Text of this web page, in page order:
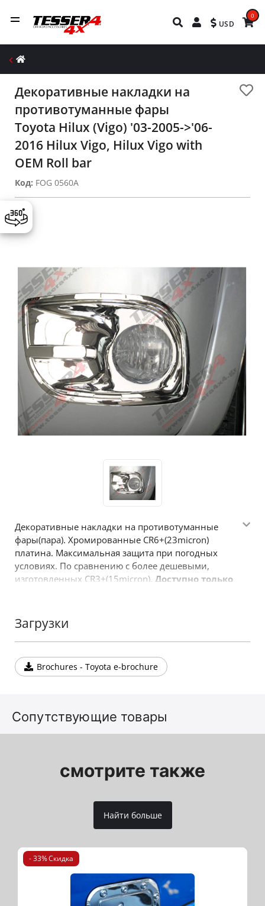
USD
0
Декоративные накладки на
противотуманные фары
Toyota Hilux (Vigo) '03-2005->'06-
2016 Hilux Vigo, Hilux Vigo with
OEM Roll bar
Код: FOG 0560A
Декоративные накладки на противотуманные
фары(пара). Хромированные CR6+(23micron)
платина. Максимальная защита при погодных
условиях. По сравнению с более дешевыми,
изготовленных CR3+(15micron). Доступно только
ассортимент аксессуаров компании Tessera4x4.
Загрузки
Brochures - Toyota e-brochure
Сопутствующие товары
смотрите также
Найти больше
- 33% Скидка